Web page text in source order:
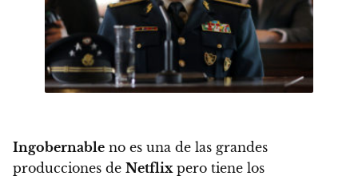
Ingobernable no es una de las grandes
producciones de Netflixpero tiene los